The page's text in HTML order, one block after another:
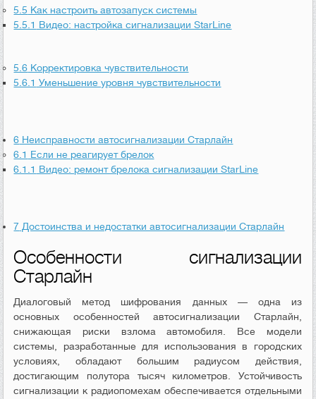
5.5 Как настроить автозапуск системы
5.5.1 Видео: настройка сигнализации StarLine
5.6 Корректировка чувствительности
5.6.1 Уменьшение уровня чувствительности
6 Неисправности автосигнализации Старлайн
6.1 Если не реагирует брелок
6.1.1 Видео: ремонт брелока сигнализации StarLine
7 Достоинства и недостатки автосигнализации Старлайн
Особенности сигнализации
Старлайн
Диалоговый метод шифрования данных — одна из
основных особенностей автосигнализации Старлайн,
снижающая риски взлома автомобиля. Все модели
системы, разработанные для использования в городских
условиях, обладают большим радиусом действия,
достигающим полутора тысяч километров. Устойчивость
сигнализации к радиопомехам обеспечивается отдельными